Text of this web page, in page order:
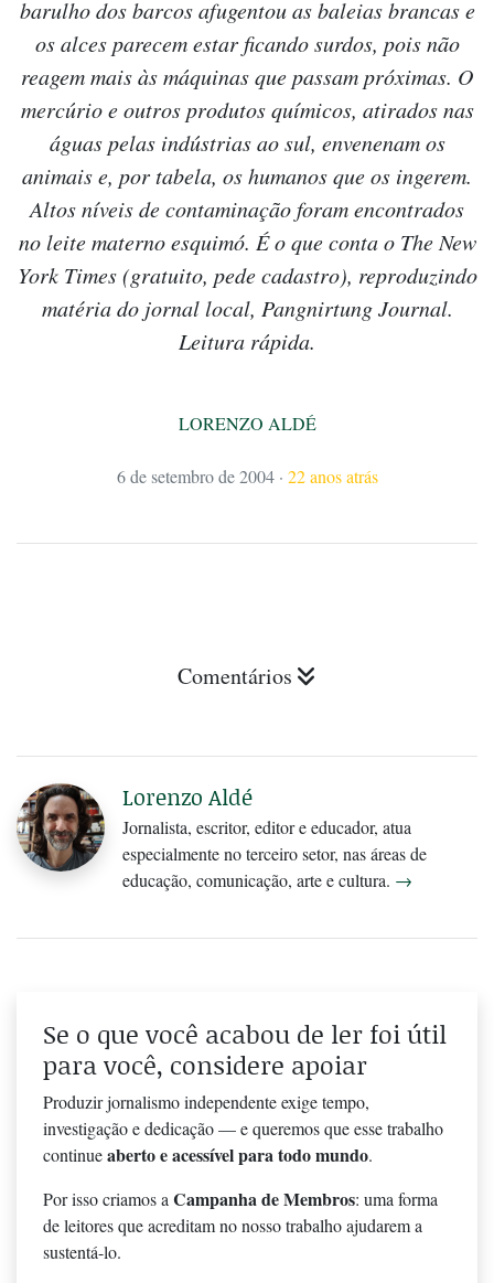
barulho dos barcos afugentou as baleias brancas e
os alces parecem estar ficando surdos, pois não
reagem mais às máquinas que passam próximas. O
mercúrio e outros produtos químicos, atirados nas
águas pelas indústrias ao sul, envenenam os
animais e, por tabela, os humanos que os ingerem.
Altos níveis de contaminação foram encontrados
no leite materno esquimó. É o que conta o The New
York Times (gratuito, pede cadastro), reproduzindo
matéria do jornal local, Pangnirtung Journal.
Leitura rápida.
LORENZO ALDÉ
6 de setembro de 2004 · 22 anos atrás
Comentários
Lorenzo Aldé
Jornalista, escritor, editor e educador, atua
especialmente no terceiro setor, nas áreas de
educação, comunicação, arte e cultura. →
Se o que você acabou de ler foi útil
para você, considere apoiar
Produzir jornalismo independente exige tempo,
investigação e dedicação — e queremos que esse trabalho
continueaberto e acessível para todo mundo.
Por isso criamos aCampanha de Membros: uma forma
de leitores que acreditam no nosso trabalho ajudarem a
sustentá-lo.